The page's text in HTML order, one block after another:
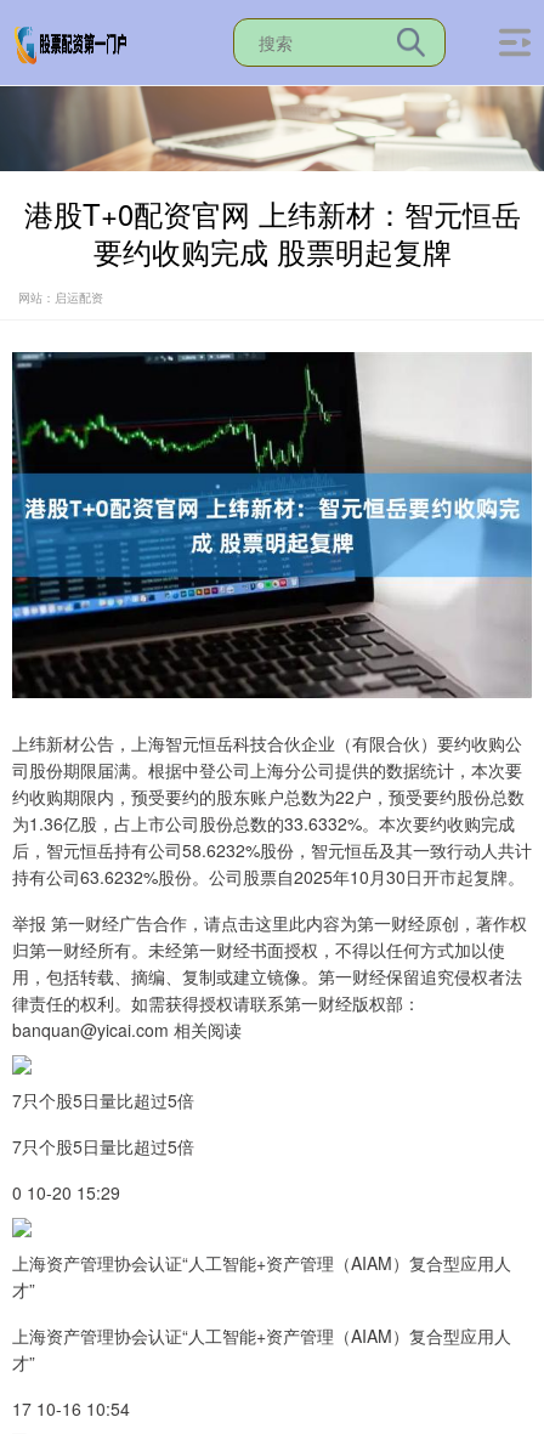
港股T+0配资官网 上纬新材：智元恒岳
要约收购完成 股票明起复牌
网站：启运配资
上纬新材公告，上海智元恒岳科技合伙企业（有限合伙）要约收购公
司股份期限届满。根据中登公司上海分公司提供的数据统计，本次要
约收购期限内，预受要约的股东账户总数为22户，预受要约股份总数
为1.36亿股，占上市公司股份总数的33.6332%。本次要约收购完成
后，智元恒岳持有公司58.6232%股份，智元恒岳及其一致行动人共计
持有公司63.6232%股份。公司股票自2025年10月30日开市起复牌。
举报 第一财经广告合作，请点击这里此内容为第一财经原创，著作权
归第一财经所有。未经第一财经书面授权，不得以任何方式加以使
用，包括转载、摘编、复制或建立镜像。第一财经保留追究侵权者法
律责任的权利。如需获得授权请联系第一财经版权部：
banquan@yicai.com 相关阅读
7只个股5日量比超过5倍
7只个股5日量比超过5倍
0 10-20 15:29
上海资产管理协会认证“人工智能+资产管理（AIAM）复合型应用人
才”
上海资产管理协会认证“人工智能+资产管理（AIAM）复合型应用人
才”
17 10-16 10:54